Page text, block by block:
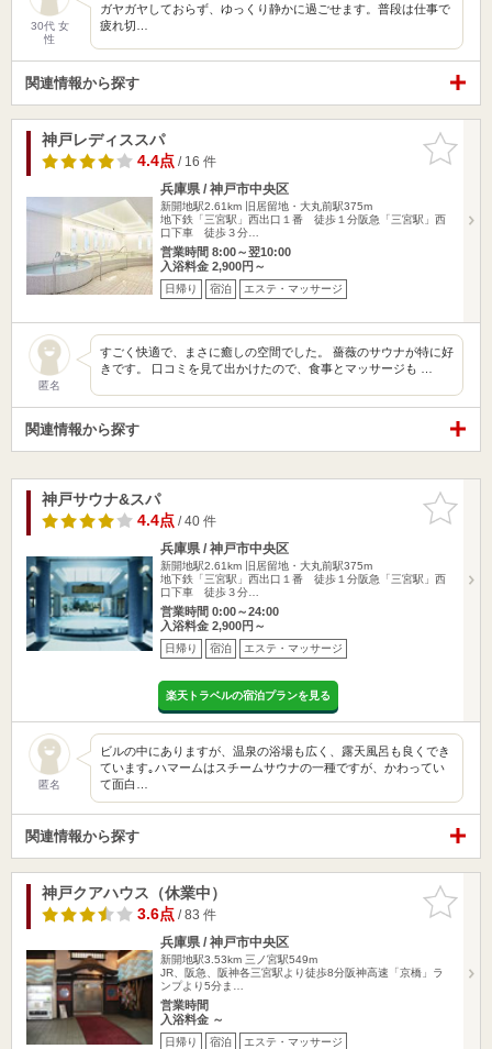
30代 女
性
ガヤガヤしておらず、ゆっくり静かに過ごせます。普段は仕事で
疲れ切…
関連情報から探す
お気に入
りに追加
神戸レディススパ
4.4点/ 16 件
兵庫県 / 神戸市中央区
新開地駅2.61km
旧居留地・大丸前駅375m
地下鉄「三宮駅」西出口１番 徒歩１分阪急「三宮駅」西
口下車 徒歩３分…
営業時間 8:00～翌10:00
入浴料金 2,900円～
日帰り 宿泊 エステ・マッサージ
匿名
すごく快適で、まさに癒しの空間でした。 薔薇のサウナが特に好
きです。 口コミを見て出かけたので、食事とマッサージも …
関連情報から探す
お気に入
りに追加
神戸サウナ&スパ
4.4点/ 40 件
兵庫県 / 神戸市中央区
新開地駅2.61km
旧居留地・大丸前駅375m
地下鉄「三宮駅」西出口１番 徒歩１分阪急「三宮駅」西
口下車 徒歩３分…
営業時間 0:00～24:00
入浴料金 2,900円～
日帰り 宿泊 エステ・マッサージ
楽天トラベルの宿泊プランを見る
匿名
ビルの中にありますが、温泉の浴場も広く、露天風呂も良くでき
ています｡ハマームはスチームサウナの一種ですが、かわってい
て面白…
関連情報から探す
お気に入
りに追加
神戸クアハウス（休業中）
3.6点/ 83 件
兵庫県 / 神戸市中央区
新開地駅3.53km 三ノ宮駅549m
JR、阪急、阪神各三宮駅より徒歩8分阪神高速「京橋」ラ
ンプより5分ま…
営業時間
入浴料金 ～
日帰り 宿泊 エステ・マッサージ